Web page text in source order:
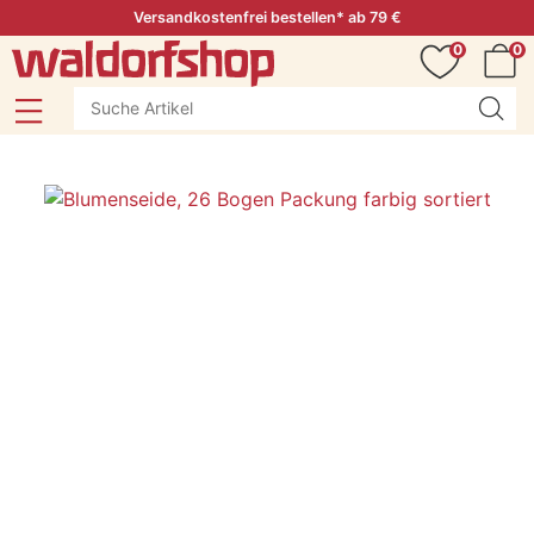
Versandkostenfrei bestellen* ab 79 €
0
0